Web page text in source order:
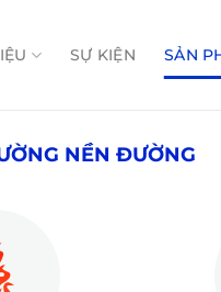
SỰ KIỆN SẢN
NỀN ĐƯỜNG